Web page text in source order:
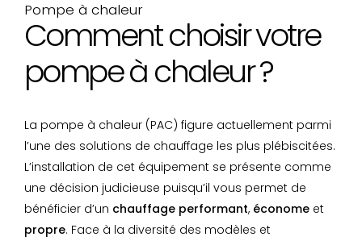
Pompe à chaleur
Comment choisir votre
pompe à chaleur ?
La pompe à chaleur (PAC) figure actuellement parmi
l’une des solutions de chauffage les plus plébiscitées.
L’installation de cet équipement se présente comme
une décision judicieuse puisqu’il vous permet de
bénéficier d’un chauffage performant, économe et
propre. Face à la diversité des modèles et